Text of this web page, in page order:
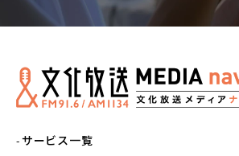
サービス一覧